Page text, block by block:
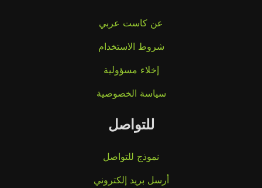
عن كاست عربي
شروط الاستخدام
إخلاء مسؤولية
سياسة الخصوصية
للتواصل
نموذج للتواصل
أرسل بريد إلكتروني